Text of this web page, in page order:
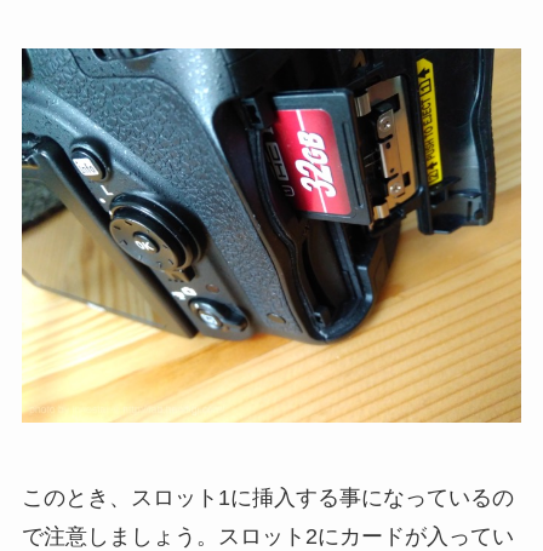
このとき、スロット1に挿入する事になっているの
で注意しましょう。スロット2にカードが入ってい